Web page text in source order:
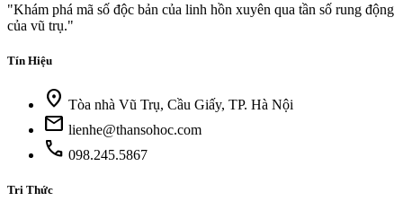
"Khám phá mã số độc bản của linh hồn xuyên qua tần số rung động
của vũ trụ."
Tín Hiệu
location_on Tòa nhà Vũ Trụ, Cầu Giấy, TP. Hà Nội
mail lienhe@thansohoc.com
call 098.245.5867
Tri Thức